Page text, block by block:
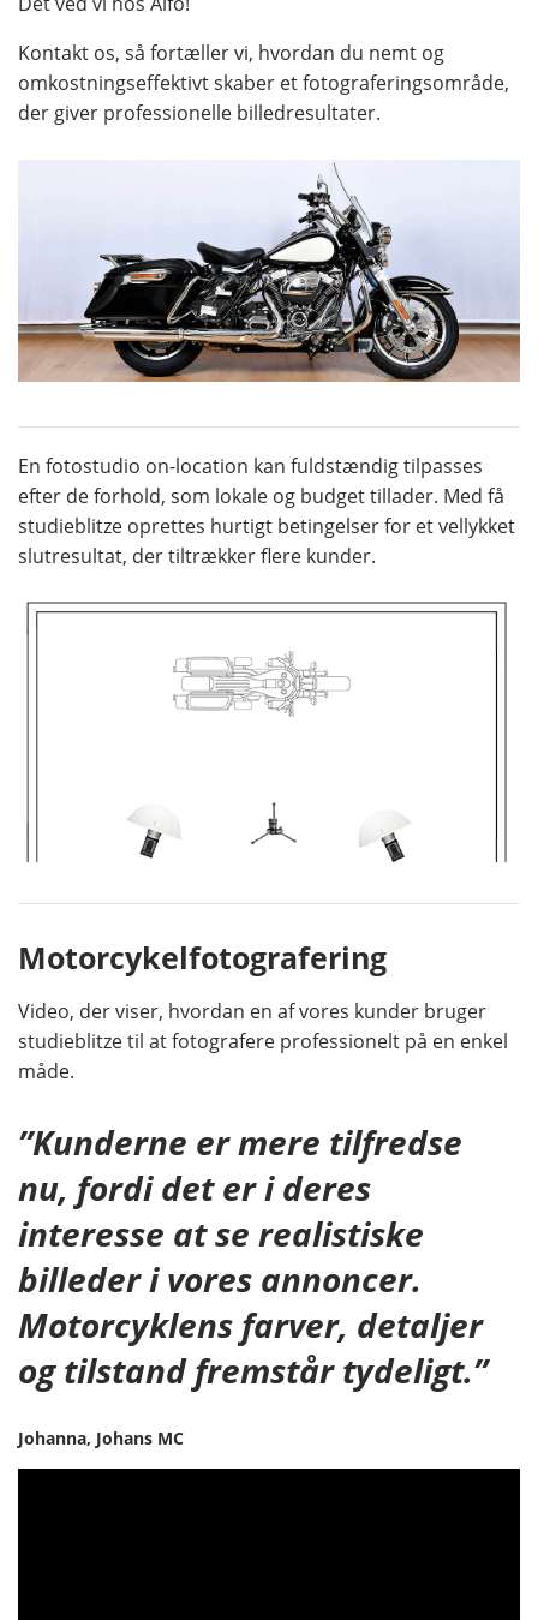
Kontakt os, så fortæller vi, hvordan du nemt og
omkostningseffektivt skaber et fotograferingsområde,
der giver professionelle billedresultater.
En fotostudio on-location kan fuldstændig tilpasses
efter de forhold, som lokale og budget tillader. Med få
studieblitze oprettes hurtigt betingelser for et vellykket
slutresultat, der tiltrækker flere kunder.
Motorcykelfotografering
Video, der viser, hvordan en af vores kunder bruger
studieblitze til at fotografere professionelt på en enkel
måde.
”Kunderne er mere tilfredse
nu, fordi det er i deres
interesse at se realistiske
billeder i vores annoncer.
Motorcyklens farver, detaljer
og tilstand fremstår tydeligt.”
Johanna, Johans MC